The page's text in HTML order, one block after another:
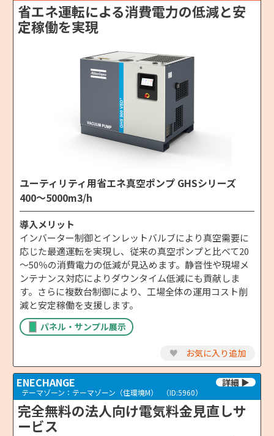
省エネ運転による消費電力の低減と安
定稼働を実現
ユーティリティ用省エネ真空ポンプ GHSシリーズ
400～5000m3/h
導入メリット
インバーター制御とインレットバルブにより真空需要に
応じた最適運転を実現し、従来の真空ポンプと比べて20
～50％の消費電力の低減が見込めます。静音性や現場メ
ンテナンス対応によりダウンタイム低減にも貢献しま
す。さらに複数台制御により、工場全体の運用コスト削
減と安定稼働を支援します。
パネル・サンプル展示
♥ お気に入り追加
ENECHANGE
テーマゾーン：テーマゾーン（住環境M） （ID:5960）
完全無料の法⼈向け電気料⾦⾒直しサ
ービス